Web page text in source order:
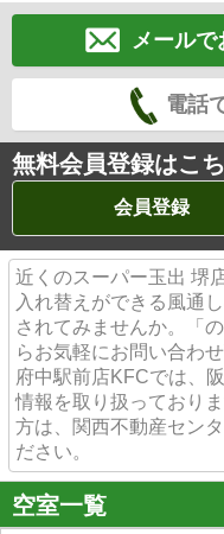
メールで
電話
無料会員登録はこ
会員登録
近くのスーパー玉出 堺
入れ替えができる風通
されてみませんか。「
らお気軽にお問い合わ
府中駅前店KFCでは、
情報を取り扱っており
方は、関西不動産セン
ださい。
空室一覧